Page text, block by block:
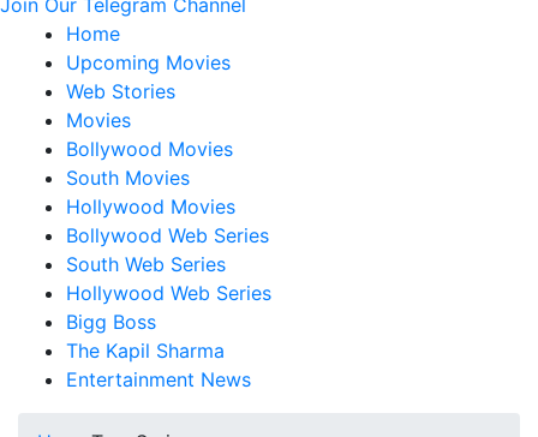
Home
Upcoming Movies
Web Stories
Movies
Bollywood Movies
South Movies
Hollywood Movies
Bollywood Web Series
South Web Series
Hollywood Web Series
Bigg Boss
The Kapil Sharma
Entertainment News